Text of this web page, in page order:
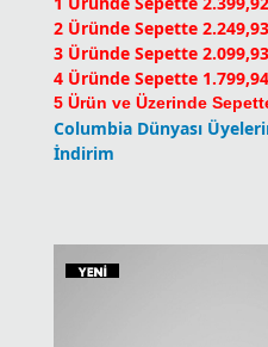
2 Üründe Sepette
3 Üründe Sepette
4 Üründe Sepette
5 Ürün ve Üzerinde
Columbia Dünyası
İndirim